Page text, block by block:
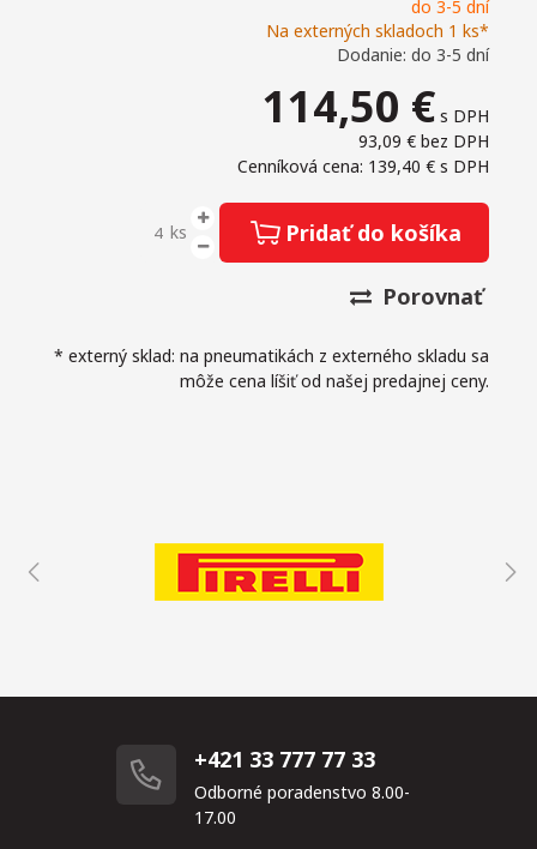
do 3-5 dní
Na externých skladoch 1 ks*
Dodanie: do 3-5 dní
114,50 € s DPH
93,09 € bez DPH
Cenníková cena: 139,40 € s DPH
ks Pridať do košíka
Porovnať
* externý sklad: na pneumatikách z externého skladu sa
môže cena líšiť od našej predajnej ceny.
+421 33 777 77 33
Odborné poradenstvo 8.00-
17.00